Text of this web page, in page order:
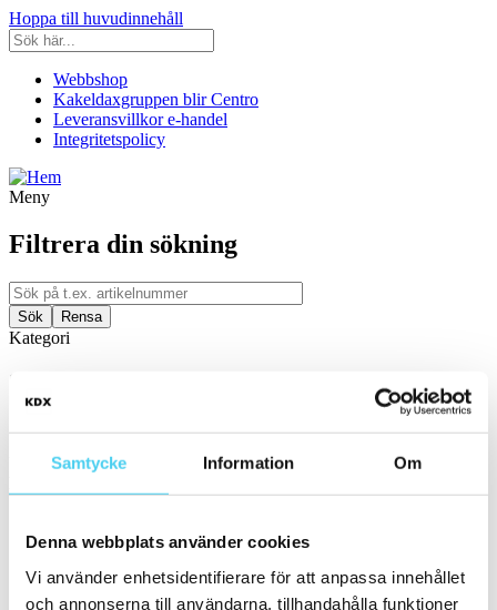
Samtycke Information Om
Denna webbplats använder cookies
Vi använder enhetsidentifierare för att anpassa innehållet
och annonserna till användarna, tillhandahålla funktioner
Hoppa till huvudinnehåll
Webbshop
Kakeldaxgruppen blir Centro
Leveransvillkor e-handel
Integritetspolicy
Meny
Filtrera din sökning
Kategori
Ställ in filter:
Utrymme
Garage
Serie